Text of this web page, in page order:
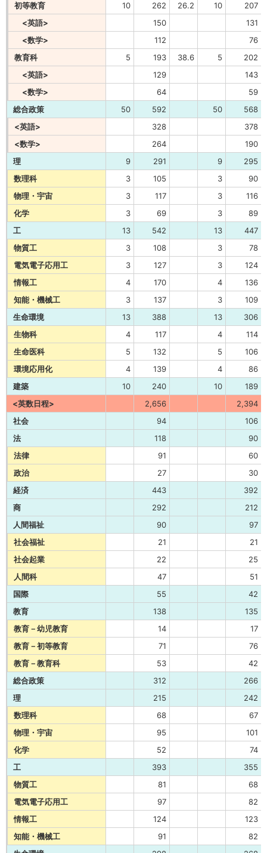
初等教育
10 262 26.2 10
207
<英語>
150
131
<数学>
112
76
教育科
5 193 38.6 5
202
<英語>
129
143
<数学>
64
59
総合政策
50 592 50
568
<英語>
328
378
<数学>
264
190
理
9 291 9
295
数理科
3 105 3
90
物理・宇宙
3 117 3
116
化学
3 69 3
89
工
13 542 13
447
物質工
3 108 3
78
電気電子応用工
3 127 3
124
情報工
4 170 4
136
知能・機械工
3 137 3
109
生命環境
13 388 13
306
生物科
4 117 4
114
生命医科
5 132 5
106
環境応用化
4 139 4
86
建築
10 240 10
189
<英数日程>
2,656
2,394
社会
94
106
法
118
90
法律
91
60
政治
27
30
経済
443
392
商
292
212
人間福祉
90
97
社会福祉
21
21
社会起業
22
25
人間科
47
51
国際
55
42
教育
138
135
教育－幼児教育
14
17
教育－初等教育
71
76
教育－教育科
53
42
総合政策
312
266
理
215
242
数理科
68
67
物理・宇宙
95
101
化学
52
74
工
393
355
物質工
81
68
電気電子応用工
97
82
情報工
124
123
知能・機械工
91
82